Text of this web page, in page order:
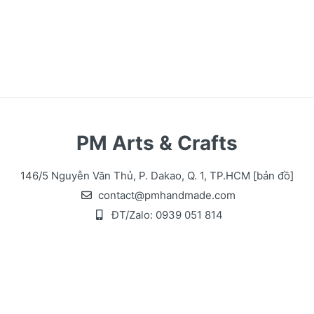
PM Arts & Crafts
146/5 Nguyễn Văn Thủ, P. Dakao, Q. 1, TP.HCM [bản đồ]
contact@pmhandmade.com
ĐT/Zalo: 0939 051 814